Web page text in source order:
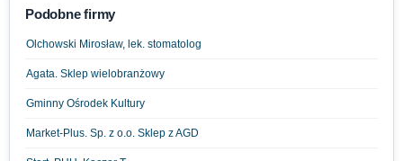
Podobne firmy
Olchowski Mirosław, lek. stomatolog
Agata. Sklep wielobranżowy
Gminny Ośrodek Kultury
Market-Plus. Sp. z o.o. Sklep z AGD